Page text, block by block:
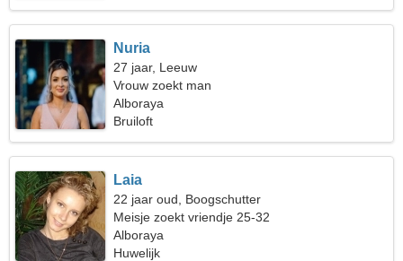
Nuria
27 jaar, Leeuw
Vrouw zoekt man
Alboraya
Bruiloft
Laia
22 jaar oud, Boogschutter
Meisje zoekt vriendje 25-32
Alboraya
Huwelijk